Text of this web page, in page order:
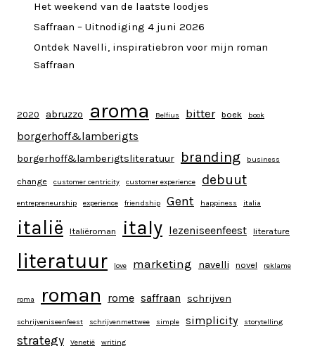
Het weekend van de laatste loodjes
Saffraan – Uitnodiging 4 juni 2026
Ontdek Navelli, inspiratiebron voor mijn roman
Saffraan
2020 abruzzo aroma Belfius bitter boek book
borgerhoff&lamberigts
borgerhoff&lamberigtsliteratuur branding business
change customer centricity customer experience debuut
entrepreneurship experience friendship Gent happiness italia
italië Italiëroman italy lezeniseenfeest literature
literatuur love marketing navelli novel reklame
roma roman rome saffraan schrijven
schrijveniseenfeest schrijvenmettwee simple simplicity storytelling
strategy Venetië writing